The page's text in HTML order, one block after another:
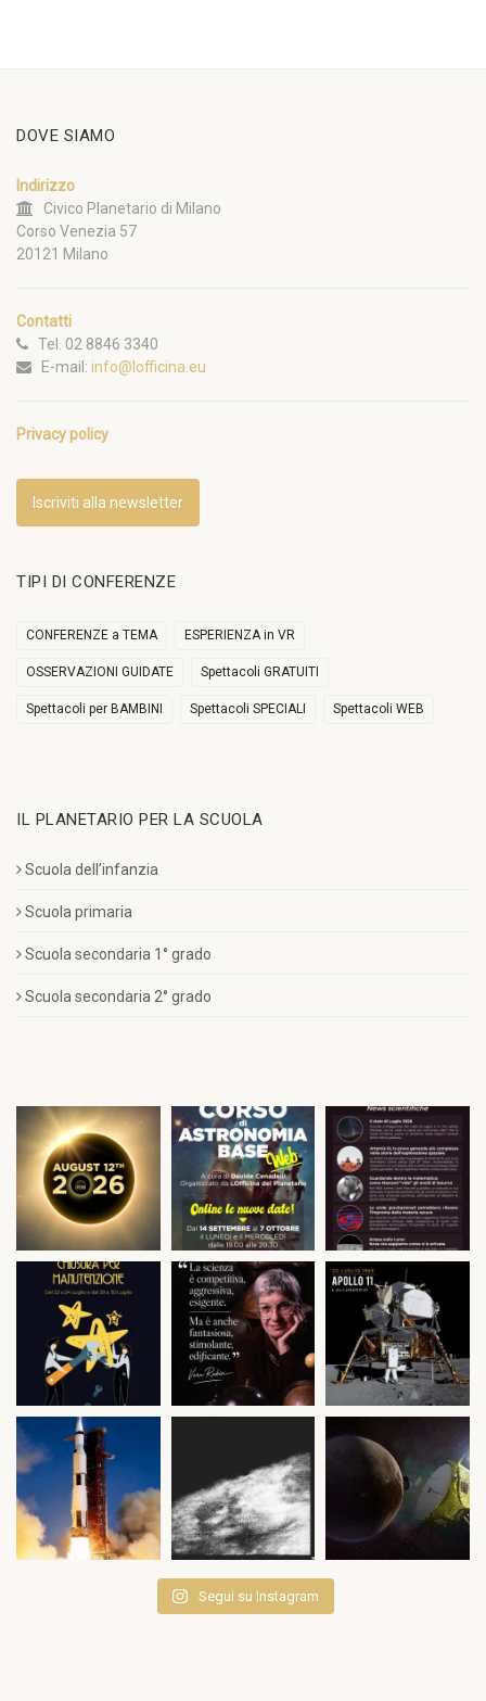
DOVE SIAMO
Indirizzo
Civico Planetario di Milano
Corso Venezia 57
20121 Milano
Contatti
Tel. 02 8846 3340
E-mail: info@lofficina.eu
Privacy policy
Iscriviti alla newsletter
TIPI DI CONFERENZE
CONFERENZE a TEMA ESPERIENZA in VR
OSSERVAZIONI GUIDATE Spettacoli GRATUITI
Spettacoli per BAMBINI Spettacoli SPECIALI Spettacoli WEB
IL PLANETARIO PER LA SCUOLA
Scuola dell’infanzia
Scuola primaria
Scuola secondaria 1° grado
Scuola secondaria 2° grado
Segui su Instagram